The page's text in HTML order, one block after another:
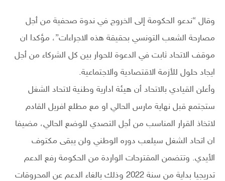
وقال “ندعو الحكومة إلى الخروج في ندوة صحفية من أجل
مصارحة الشعب التونسي بحقيقة هذه الاجراءات”، مؤكدا ان
موقف الاتحاد ثابت في الدعوة للحوار بين كل الشركاء من أجل
ايجاد حلول للأزمة الاقتصادية والاجتماعية.
وأعلن القيادي بالاتحاد أن هيئة ادارية وطنية لاتحاد الشغل
ستجتمع قبل نهاية مارس الحالي او مع مطلع افريل القادم
لاتخاذ القرار المناسب من أجل التصدي للوضع الحالي، مضيفا
ان اتحاد الشغل سيلعب دوره الوطني ولن يبقى مكتوف
الأيدي. وتتضمن المقترحات الواردة من الحكومة رفع الدعم
تدريجيا بداية من سنة 2022 وذلك بالغاء الدعم عن المحروقات